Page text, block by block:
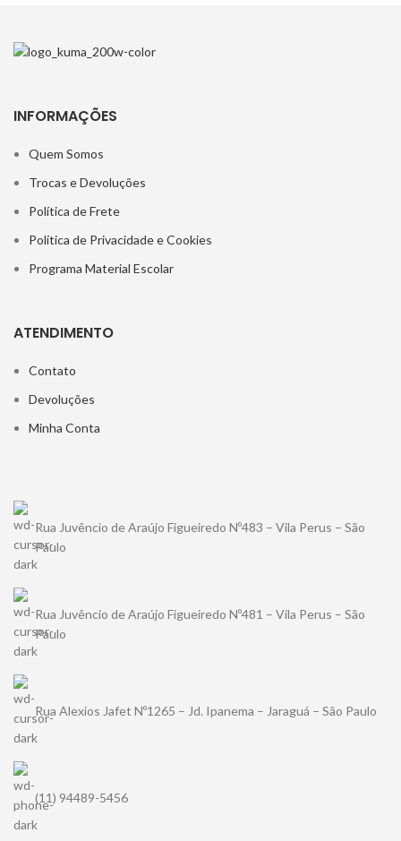
INFORMAÇÕES
Quem Somos
Trocas e Devoluções
Política de Frete
Política de Privacidade e Cookies
Programa Material Escolar
ATENDIMENTO
Contato
Devoluções
Minha Conta
Rua Juvêncio de Araújo Figueiredo Nº483 – Vila Perus – São
Paulo
Rua Juvêncio de Araújo Figueiredo Nº481 – Vila Perus – São
Paulo
Rua Alexios Jafet Nº1265 – Jd. Ipanema – Jaraguá – São Paulo
(11) 94489-5456